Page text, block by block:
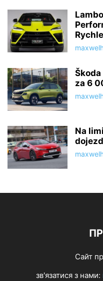
za 6
Na
Сайт
зв'язатися з нами: